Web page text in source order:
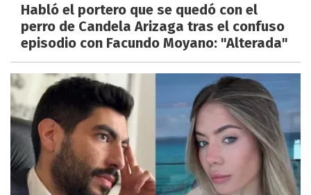
Habló el portero que se quedó con el
perro de Candela Arizaga tras el confuso
episodio con Facundo Moyano: "Alterada"